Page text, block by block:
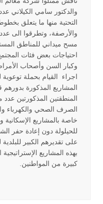
والدكتور سامي الكيلاني
التحتية منها ما يتعلق
والأرصفة، وتطرقوا الى
مسح ميداني للمناطق
احتياجات بعض فئات
وكبار السن وأصحاب
اجراء القيام بحملة توعوية
المشاريع المذكورة
المنطقتين المذكورتين
الصرف الصحي والكهرباء
خاصة بالمشاريع
للحيلولة دون إعادة حفر
على تقديرهم الكبير
بهذه المشاريع
كبيرة من المواطنين.